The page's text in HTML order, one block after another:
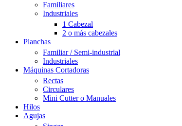
Familiares
Industriales
1 Cabezal
2 o más cabezales
Planchas
Familiar / Semi-industrial
Industriales
Máquinas Cortadoras
Rectas
Circulares
Mini Cutter o Manuales
Hilos
Agujas